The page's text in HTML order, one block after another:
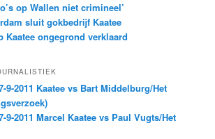
op Wallen niet crimineel’
sluit gokbedrijf Kaatee
Kaatee ongegrond verklaard
9-2011 Kaatee vs Bart Middelburg/Het
9-2011 Marcel Kaatee vs Paul Vugts/Het